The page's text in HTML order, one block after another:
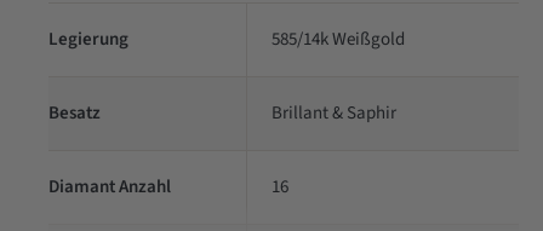
Legierung 585/14k Weißgold
Besatz Brillant & Saphir
Diamant Anzahl 16